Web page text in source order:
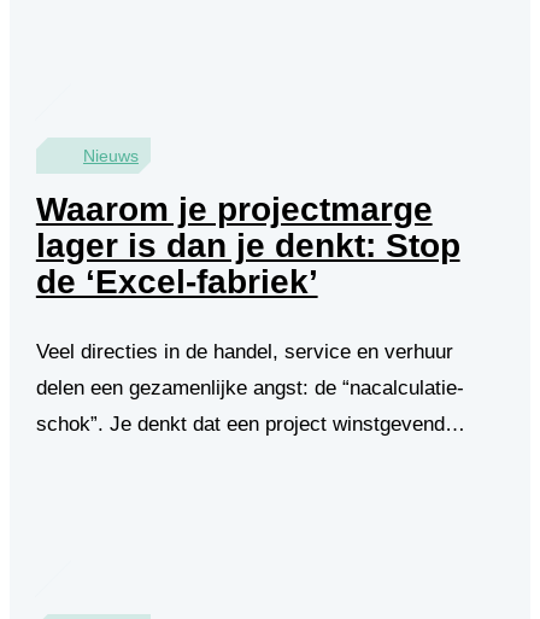
Nieuws
Waarom je projectmarge
lager is dan je denkt: Stop
de ‘Excel-fabriek’
Veel directies in de handel, service en verhuur
delen een gezamenlijke angst: de “nacalculatie-
schok”. Je denkt dat een project winstgevend…